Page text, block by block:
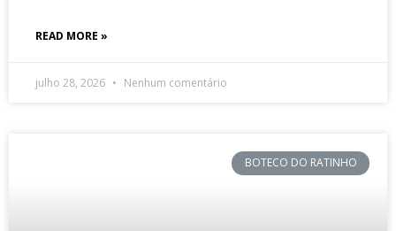
READ MORE »
julho 28, 2026 Nenhum comentário
BOTECO DO RATINHO